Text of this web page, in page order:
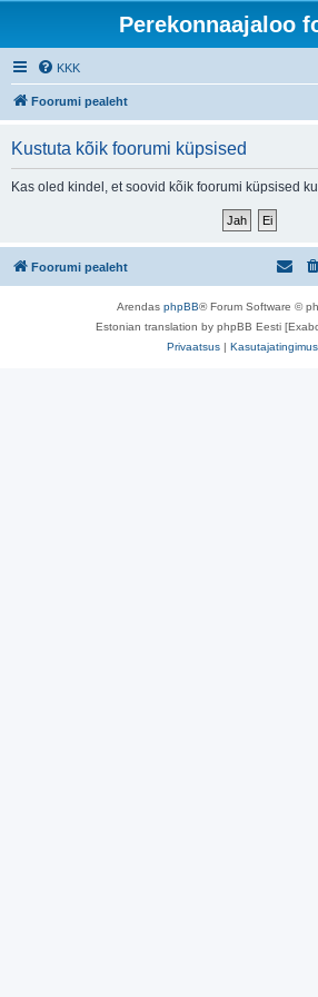
Perekonnaajaloo
KKK
Foorumi pealeht
Kustuta kõik foorumi küpsised
Kas oled kindel, et soovid kõik foorumi küpsised
Foorumi pealeht
Arendas phpBB® Forum Software ©
Estonian translation by phpBB Eesti
Privaatsus |